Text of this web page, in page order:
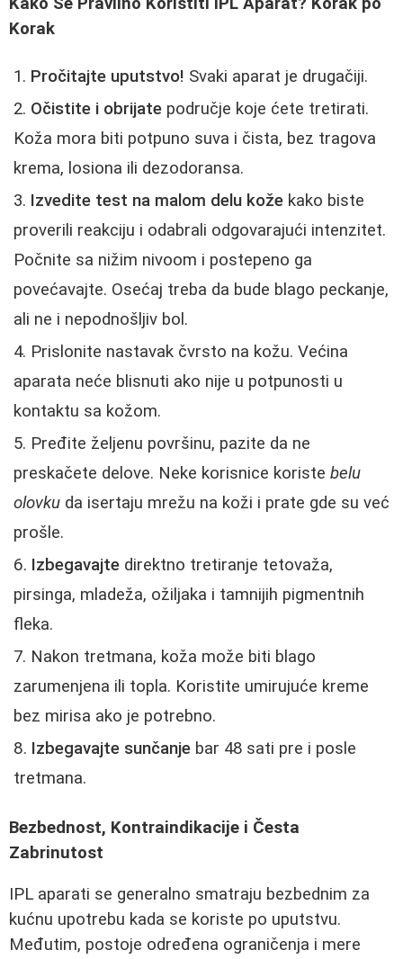
Korak
Pročitajte uputstvo! Svaki aparat je drugačiji.
Očistite i obrijate područje koje ćete tretirati.
Koža mora biti potpuno suva i čista, bez tragova
krema, losiona ili dezodoransa.
Izvedite test na malom delu kože kako biste
proverili reakciju i odabrali odgovarajući intenzitet.
Počnite sa nižim nivoom i postepeno ga
povećavajte. Osećaj treba da bude blago peckanje,
ali ne i nepodnošljiv bol.
Prislonite nastavak čvrsto na kožu. Većina
aparata neće blisnuti ako nije u potpunosti u
kontaktu sa kožom.
Pređite željenu površinu, pazite da ne
preskačete delove. Neke korisnice koriste belu
olovku da isertaju mrežu na koži i prate gde su već
prošle.
Izbegavajte direktno tretiranje tetovaža,
pirsinga, mladeža, ožiljaka i tamnijih pigmentnih
fleka.
Nakon tretmana, koža može biti blago
zarumenjena ili topla. Koristite umirujuće kreme
bez mirisa ako je potrebno.
Izbegavajte sunčanje bar 48 sati pre i posle
tretmana.
Bezbednost, Kontraindikacije i Česta
Zabrinutost
IPL aparati se generalno smatraju bezbednim za
kućnu upotrebu kada se koriste po uputstvu.
Međutim, postoje određena ograničenja i mere